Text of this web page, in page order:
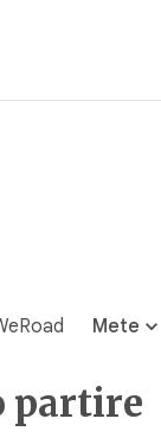
Mete
partire